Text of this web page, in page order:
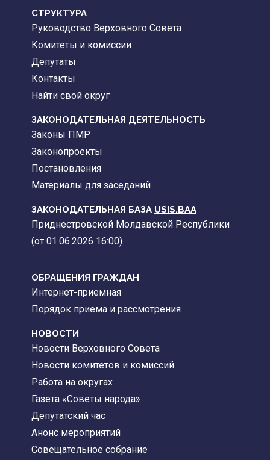
CТРУКТУРА
Руководство Верховного Совета
Комитеты и комиссии
Депутаты
Контакты
Найти свой округ
ЗАКОНОДАТЕЛЬНАЯ ДЕЯТЕЛЬНОСТЬ
Законы ПМР
Законопроекты
Постановления
Материалы для заседаний
ЗАКОНОДАТЕЛЬНАЯ БАЗА USIS.BAA
Приднестровской Молдавской Республики
(от 01.06.2026 16:00)
ОБРАЩЕНИЯ ГРАЖДАН
Интернет-приемная
Порядок приема и рассмотрения
НОВОСТИ
Новости Верховного Совета
Новости комитетов и комиссий
Работа на округах
Газета «Советы народа»
Депутатский час
Анонс мероприятий
Совещательное собрание